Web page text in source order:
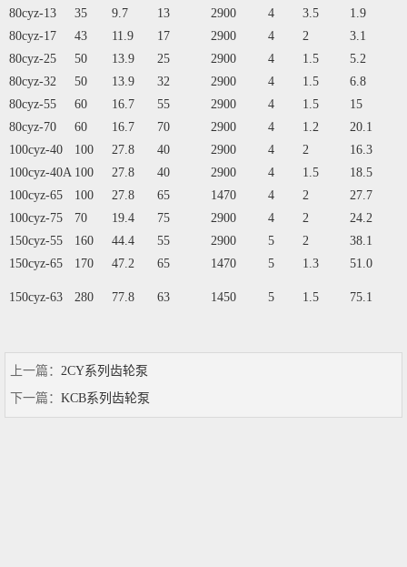
80cyz-13
35 9.7 13 2900 4 3.5
1.9
80cyz-17
43 11.9 17 2900 4 2
3.1
80cyz-25
50 13.9 25 2900 4 1.5
5.2
80cyz-32
50 13.9 32 2900 4 1.5
6.8
80cyz-55
60 16.7 55 2900 4 1.5
15
80cyz-70
60 16.7 70 2900 4 1.2
20.1
100cyz-40
100 27.8 40 2900 4 2
16.3
100cyz-40A 100 27.8 40 2900 4 1.5
18.5
100cyz-65
100 27.8 65 1470 4 2
27.7
100cyz-75
70 19.4 75 2900 4 2
24.2
150cyz-55
160 44.4 55 2900 5 2
38.1
150cyz-65
170 47.2 65 1470 5 1.3 51.0
150cyz-63 280 77.8 63 1450 5 1.5 75.1
上一篇： 2CY系列齿轮泵
下一篇： KCB系列齿轮泵